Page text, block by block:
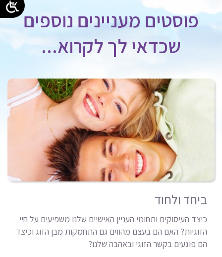
פוסטים מעניינים נוספים
שכדאי לך לקרוא...
ביחד ולחוד
כיצד העיסוקים ותחומי העניין האישיים שלנו משפיעים על חיי
הזוגיות? האם הם בעצם מהווים גם התחמקות מבן הזוג וכיצד
הם פוגעים בקשר הזוגי ובאהבה שלנו?